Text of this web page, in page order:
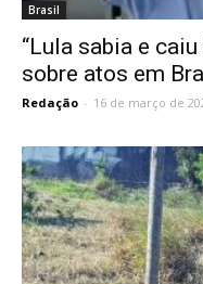
Brasil
“Lula sabia e
sobre atos em
Redação - 16 de março de